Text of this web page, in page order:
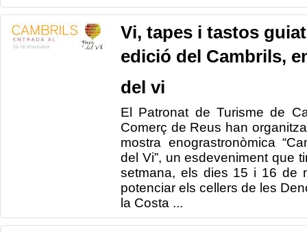
Vi, tapes i tastos
edició del Cambrils,
del vi
El Patronat de Turisme de
Comerç de Reus han
mostra enograstronòmica
del Vi”, un esdeveniment que
setmana, els dies 15 i 16 de
potenciar els cellers de les
la Costa ...